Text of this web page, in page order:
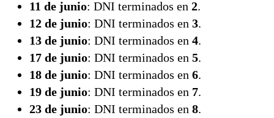
11 de junio: DNI terminados en 2.
12 de junio: DNI terminados en 3.
13 de junio: DNI terminados en 4.
17 de junio: DNI terminados en 5.
18 de junio: DNI terminados en 6.
19 de junio: DNI terminados en 7.
23 de junio: DNI terminados en 8.